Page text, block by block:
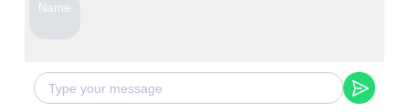
Name